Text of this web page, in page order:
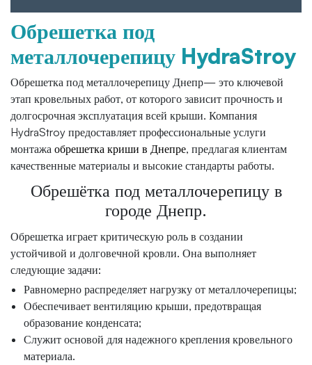
Обрешетка под
металлочерепицу HydraStroy
Обрешетка под металлочерепицу Днепр— это ключевой
этап кровельных работ, от которого зависит прочность и
долгосрочная эксплуатация всей крыши. Компания
HydraStroy предоставляет профессиональные услуги
монтажа обрешетка криши в Днепре, предлагая клиентам
качественные материалы и высокие стандарты работы.
Обрешётка под металлочерепицу в
городе Днепр.
Обрешетка играет критическую роль в создании
устойчивой и долговечной кровли. Она выполняет
следующие задачи:
Равномерно распределяет нагрузку от металлочерепицы;
Обеспечивает вентиляцию крыши, предотвращая
образование конденсата;
Служит основой для надежного крепления кровельного
материала.